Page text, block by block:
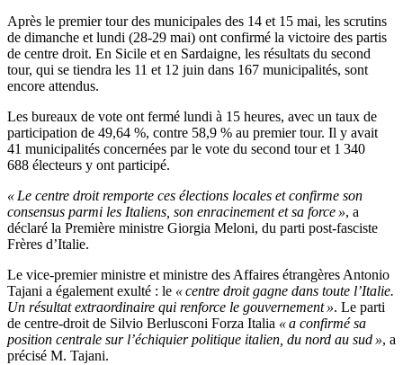
Après le premier tour des municipales des 14 et 15 mai, les scrutins
de dimanche et lundi (28-29 mai) ont confirmé la victoire des partis
de centre droit. En Sicile et en Sardaigne, les résultats du second
tour, qui se tiendra les 11 et 12 juin dans 167 municipalités, sont
encore attendus.
Les bureaux de vote ont fermé lundi à 15 heures, avec un taux de
participation de 49,64 %, contre 58,9 % au premier tour. Il y avait
41 municipalités concernées par le vote du second tour et 1 340
688 électeurs y ont participé.
« Le centre droit remporte ces élections locales et confirme son
consensus parmi les Italiens, son enracinement et sa force », a
déclaré la Première ministre Giorgia Meloni, du parti post-fasciste
Frères d’Italie.
Le vice-premier ministre et ministre des Affaires étrangères Antonio
Tajani a également exulté : le « centre droit gagne dans toute l’Italie.
Un résultat extraordinaire qui renforce le gouvernement ». Le parti
de centre-droit de Silvio Berlusconi Forza Italia « a confirmé sa
position centrale sur l’échiquier politique italien, du nord au sud », a
précisé M. Tajani.